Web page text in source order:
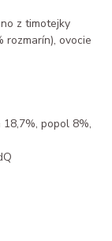
z timotejky
rozmarín), ovocie
popol 8%,